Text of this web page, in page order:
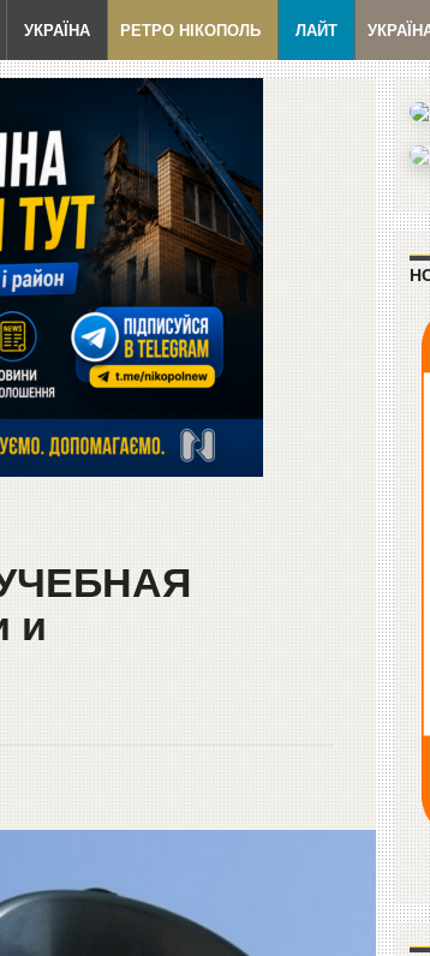
УКРАЇНА РЕТРО НІКОПОЛЬ ЛАЙТ
и